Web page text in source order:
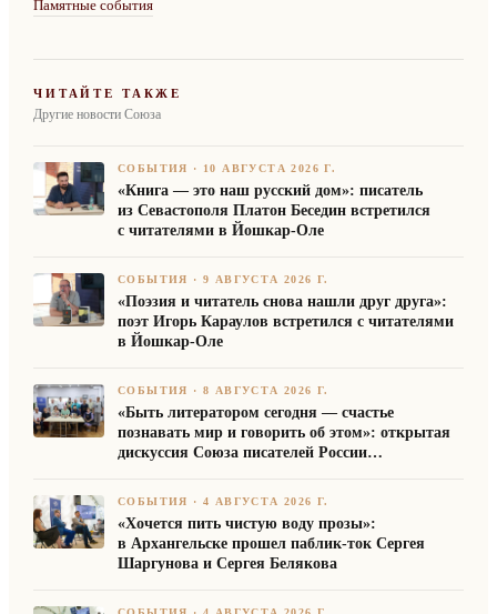
Памятные события
ЧИТАЙТЕ ТАКЖЕ
Другие новости Союза
СОБЫТИЯ · 10 АВГУСТА 2026 Г.
«Книга — это наш русский дом»: писатель
из Севастополя Платон Беседин встретился
с читателями в Йошкар-Оле
СОБЫТИЯ ·9 АВГУСТА 2026 Г.
«Поэзия и читатель снова нашли друг друга»:
поэт Игорь Караулов встретился с читателями
в Йошкар-Оле
СОБЫТИЯ ·8 АВГУСТА 2026 Г.
«Быть литератором сегодня — счастье
познавать мир и говорить об этом»: открытая
дискуссия Союза писателей России
СОБЫТИЯ ·4 АВГУСТА 2026 Г.
«Хочется пить чистую воду прозы»:
в Архангельске прошел паблик-ток Сергея
Шаргунова и Сергея Белякова